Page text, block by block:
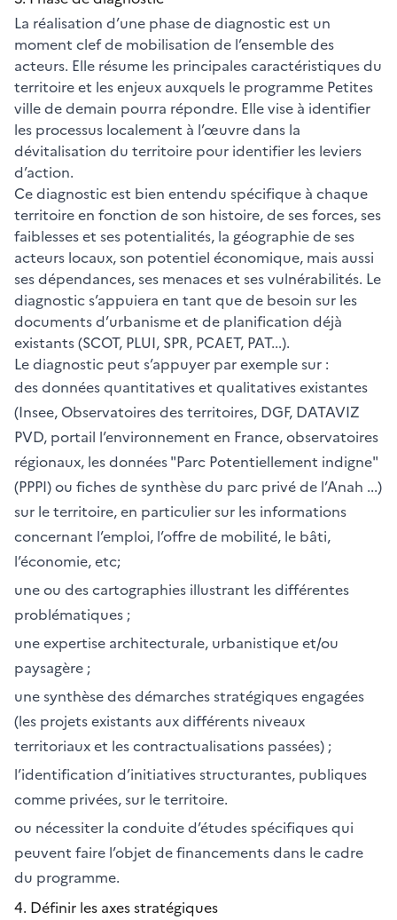
La réalisation d’une phase de diagnostic est un
moment clef de mobilisation de l’ensemble des
acteurs. Elle résume les principales caractéristiques du
territoire et les enjeux auxquels le programme Petites
ville de demain pourra répondre. Elle vise à identifier
les processus localement à l’œuvre dans la
dévitalisation du territoire pour identifier les leviers
d’action.
Ce diagnostic est bien entendu spécifique à chaque
territoire en fonction de son histoire, de ses forces, ses
faiblesses et ses potentialités, la géographie de ses
acteurs locaux, son potentiel économique, mais aussi
ses dépendances, ses menaces et ses vulnérabilités. Le
diagnostic s’appuiera en tant que de besoin sur les
documents d’urbanisme et de planification déjà
existants (SCOT, PLUI, SPR, PCAET, PAT...).
Le diagnostic peut s’appuyer par exemple sur :
des données quantitatives et qualitatives existantes
(Insee, Observatoires des territoires, DGF, DATAVIZ
PVD, portail l’environnement en France, observatoires
régionaux, les données "Parc Potentiellement indigne"
(PPPI) ou fiches de synthèse du parc privé de l’Anah ...)
sur le territoire, en particulier sur les informations
concernant l’emploi, l’offre de mobilité, le bâti,
l’économie, etc;
une ou des cartographies illustrant les différentes
problématiques ;
une expertise architecturale, urbanistique et/ou
paysagère ;
une synthèse des démarches stratégiques engagées
(les projets existants aux différents niveaux
territoriaux et les contractualisations passées) ;
l’identification d’initiatives structurantes, publiques
comme privées, sur le territoire.
ou nécessiter la conduite d’études spécifiques qui
peuvent faire l’objet de financements dans le cadre
du programme.
4. Définir les axes stratégiques